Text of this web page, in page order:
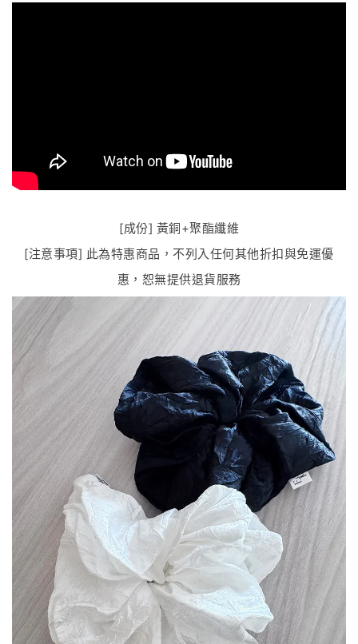
[成份] 黃銅+聚酯纖維
[注意事項] 此為特惠商品，不列入任何其他折扣與免運優
惠，恕無提供退貨服務